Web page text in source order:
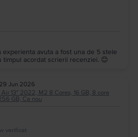
experienta avuta a fost una de 5 stele
timpul acordat scrierii recenziei. 😊
29 Jun 2026
13″ 2022, M2 8 Cores, 16 GB, 8 core
GB, Ca nou
verificat